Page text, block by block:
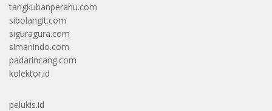
tangkubanperahu.com
sibolangit.com
siguragura.com
simanindo.com
padarincang.com
kolektor.id
pelukis.id